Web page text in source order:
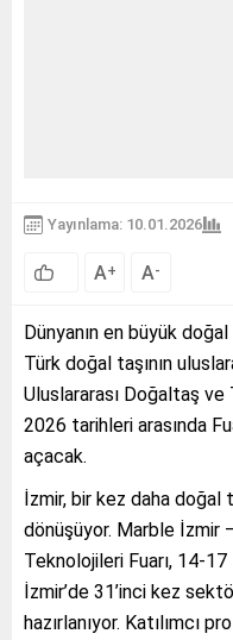
Yayınlama: 10.01.2026
A+ A-
Dünyanın en büyük
Türk doğal taşının
Uluslararası Doğaltaş ve
2026 tarihleri arasında
açacak.
İzmir, bir kez daha
dönüşüyor. Marble İzmir
Teknolojileri Fuarı, 14-
İzmir’de 31’inci kez
hazırlanıyor. Katılımcı